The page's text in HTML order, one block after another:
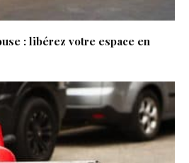
: libérez votre espace en